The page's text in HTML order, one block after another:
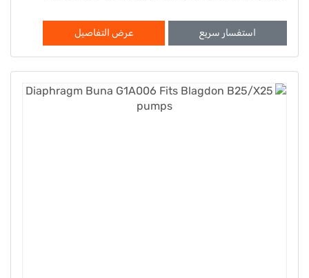
استفسار سريع عرض التفاصيل